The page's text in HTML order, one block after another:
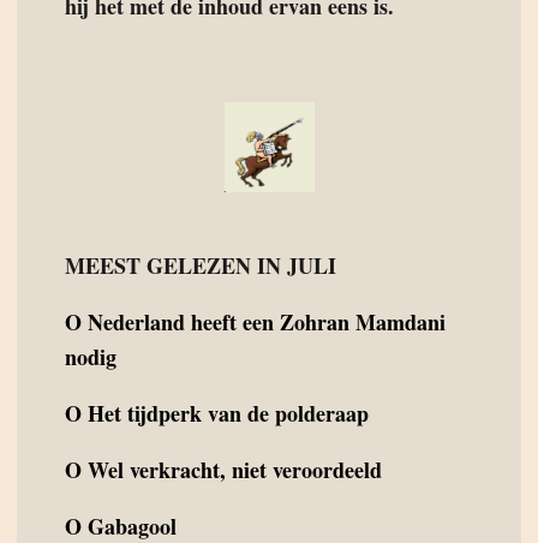
MEEST GELEZEN IN JULI
ONederland heeft een Zohran Mamdani
nodig
OHet tijdperk van de polderaap
OWel verkracht, niet veroordeeld
OGabagool